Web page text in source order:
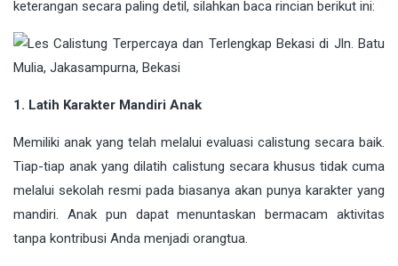
keterangan secara paling detil, silahkan baca rincian berikut ini:
1. Latih Karakter Mandiri Anak
Memiliki anak yang telah melalui evaluasi calistung secara baik.
Tiap-tiap anak yang dilatih calistung secara khusus tidak cuma
melalui sekolah resmi pada biasanya akan punya karakter yang
mandiri. Anak pun dapat menuntaskan bermacam aktivitas
tanpa kontribusi Anda menjadi orangtua.